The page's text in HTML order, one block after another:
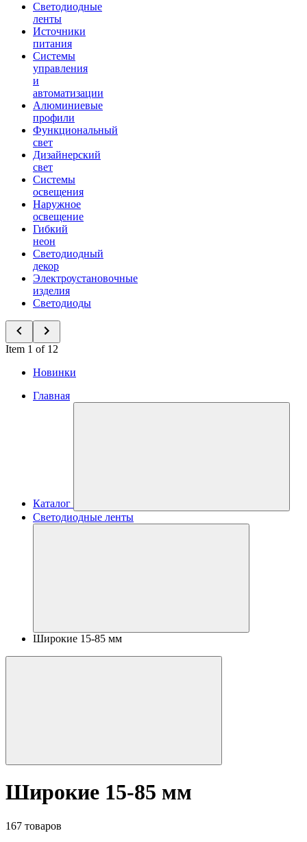
Светодиодные
ленты
Источники
питания
Системы
управления
и
автоматизации
Алюминиевые
профили
Функциональный
свет
Дизайнерский
свет
Системы
освещения
Наружное
освещение
Гибкий
неон
Светодиодный
декор
Электроустановочные
изделия
Светодиоды
Item 1 of 12
Новинки
Главная
Каталог
Светодиодные ленты
Широкие 15-85 мм
Широкие 15-85 мм
167 товаров